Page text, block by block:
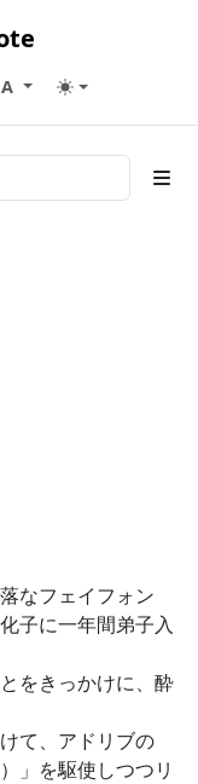
なフェイフォン
子に一年間弟子入
をきっかけに、酔
て、アドリブの
」を駆使しつつリ